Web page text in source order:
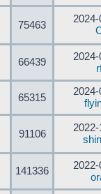
75463
66439
65315
91106
141336